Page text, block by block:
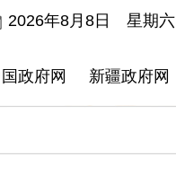
2026年8月8日 星期六
政府网 新疆政府网